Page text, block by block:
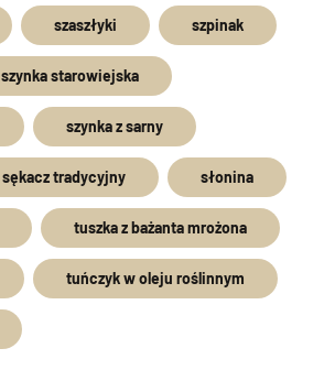
szaszłyki szpinak
szynka starowiejska
szynka z sarny
sękacz tradycyjny słonina
tuszka z bażanta mrożona
tuńczyk w oleju roślinnym